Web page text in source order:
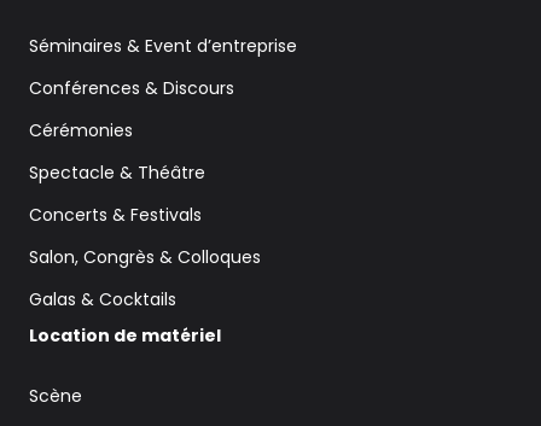
Séminaires & Event d’entreprise
Conférences & Discours
Cérémonies
Spectacle & Théâtre
Concerts & Festivals
Salon, Congrès & Colloques
Galas & Cocktails
Location de matériel
Scène